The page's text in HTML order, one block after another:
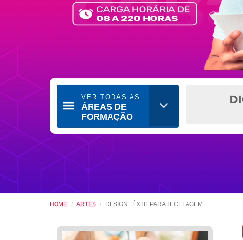
VER TODAS AS
ÁREAS DE
FORMAÇÃO
HOME ARTES DESIGN TÊXTIL PARA TECELAGEM